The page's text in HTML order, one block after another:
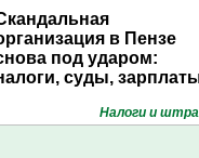
в Пензе
под ударом:
суды,
Налоги и